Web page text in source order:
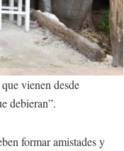
vienen desde
debieran”.
formar amistades y